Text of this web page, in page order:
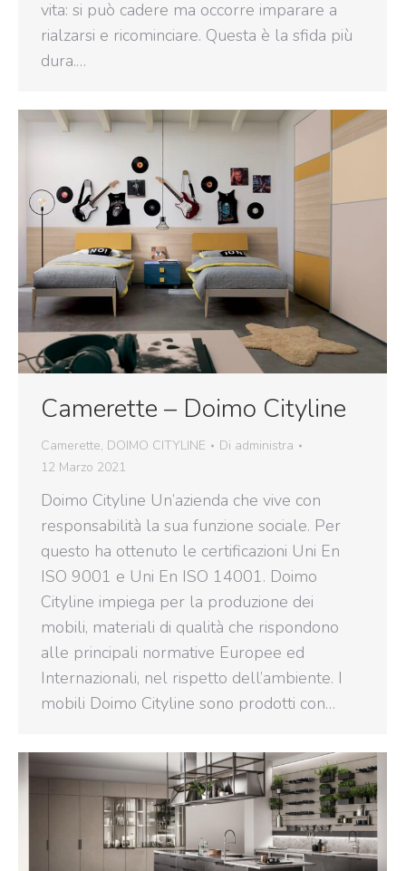
vita: si può cadere ma occorre imparare a
rialzarsi e ricominciare. Questa è la sfida più
dura.…
Camerette – Doimo Cityline​
Camerette, DOIMO CITYLINE Di administra
12 Marzo 2021
Doimo Cityline Un’azienda che vive con
responsabilità la sua funzione sociale. Per
questo ha ottenuto le certificazioni Uni En
ISO 9001 e Uni En ISO 14001. Doimo
Cityline impiega per la produzione dei
mobili, materiali di qualità che rispondono
alle principali normative Europee ed
Internazionali, nel rispetto dell’ambiente. I
mobili Doimo Cityline sono prodotti con…